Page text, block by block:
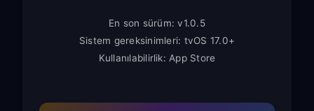
En son sürüm: v1.0.5
Sistem gereksinimleri: tvOS 17.0+
Kullanılabilirlik: App Store